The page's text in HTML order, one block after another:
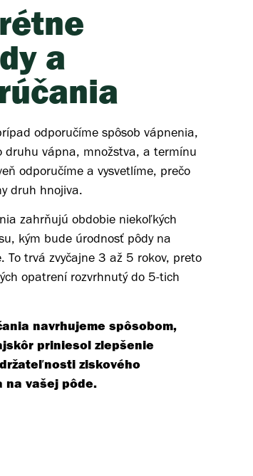
a
odporučíme spôsob vápnenia,
druhu vápna, množstva, a termínu
odporučíme a vysvetlíme, prečo
druh hnojiva.
zahrňujú obdobie niekoľkých
kým bude úrodnosť pôdy na
To trvá zvyčajne 3 až 5 rokov, preto
opatrení rozvrhnutý do 5-tich
navrhujeme spôsobom,
priniesol zlepšenie
ziskového
na vašej pôde.